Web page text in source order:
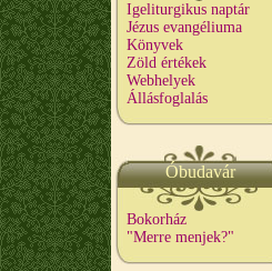
Igeliturgikus naptár
Jézus evangéliuma
Könyvek
Zöld értékek
Webhelyek
Állásfoglalás
Óbudavár
Bokorház
"Merre menjek?"